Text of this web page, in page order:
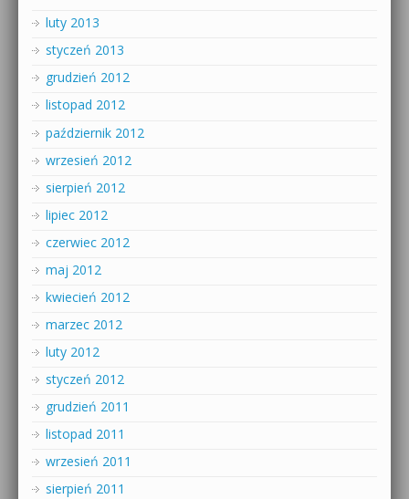
luty 2013
styczeń 2013
grudzień 2012
listopad 2012
październik 2012
wrzesień 2012
sierpień 2012
lipiec 2012
czerwiec 2012
maj 2012
kwiecień 2012
marzec 2012
luty 2012
styczeń 2012
grudzień 2011
listopad 2011
wrzesień 2011
sierpień 2011